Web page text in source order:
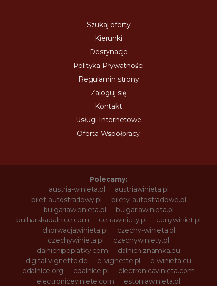
Szukaj oferty
Kierunki
Destynacje
Polityka Prywatności
Regulamin strony
Zaloguj się
Kontakt
Usługi Internetowe
Oferta Współpracy
Polecamy:
austria-winieta.pl
austriawinieta.pl
bilet-autostradowy.pl
bilety-autostradowe.pl
bulgariawienieta.pl
bulgariawinieta.pl
bulharskadalnice.com
cenawiniety.pl
cenywiniet.pl
chorwacjawinieta.pl
czechy-winieta.pl
czechywinieta.pl
czechywiniety.pl
dalnicnipoplatky.com
dalnicniznamka.eu
digital-vignette.de
e-vignette.pl
e-winieta.eu
edalnice.org
edalnice.pl
electronicavinieta.com
electroniceviniete.com
estoniawinieta.pl